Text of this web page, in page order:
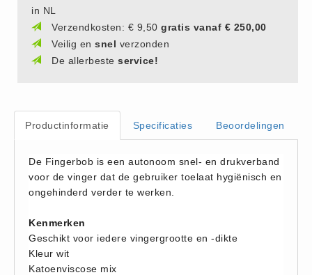
AED apparaten (11)
AED batterijen (12)
AED binnen - buiten kasten (11)
Beademings materialen (6)
BHV Kasten
BHV kasten (5)
BHV Kleding
Hesjes (9)
BHV middelen
in NL
Verzendkosten: € 9,50 gratis vanaf € 250,00
Veilig en snel verzonden
De allerbeste service!
Productinformatie Specificaties Beoordelingen
De Fingerbob is een autonoom snel- en drukverband
voor de vinger dat de gebruiker toelaat hygiënisch en
ongehinderd verder te werken.
Kenmerken
Geschikt voor iedere vingergrootte en -dikte
Kleur wit
Katoenviscose mix